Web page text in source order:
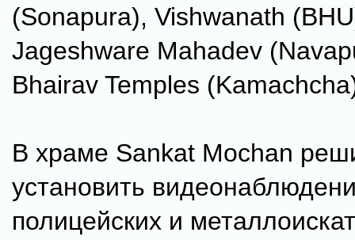
(Sonapura), Vishwanath
Jageshware Mahadev
Bhairav Temples
В храме Sankat Mochan
установить
полицейских и